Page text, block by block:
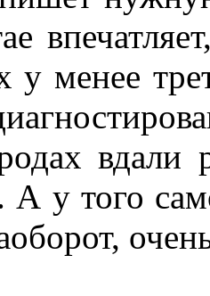
у менее
вдали
А у того